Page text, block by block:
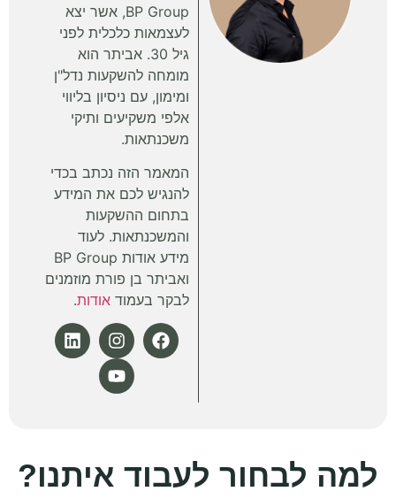
BP Group, אשר יצא
לעצמאות כלכלית לפני
גיל 30. אביתר הוא
מומחה להשקעות נדל"ן
ומימון, עם ניסיון בליווי
אלפי משקיעים ותיקי
המאמר הזה נכתב בכדי
להנגיש לכם את המידע
בתחום ההשקעות
והמשכנתאות. לעוד
מידע אודות BP Group
ואביתר בן פורת מוזמנים
אודות.
לעבוד איתנו?